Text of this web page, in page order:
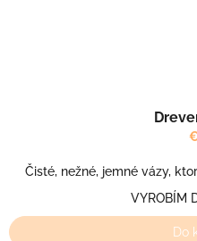
Čisté, nežné, jemné vázy,
VYROBÍM
Do